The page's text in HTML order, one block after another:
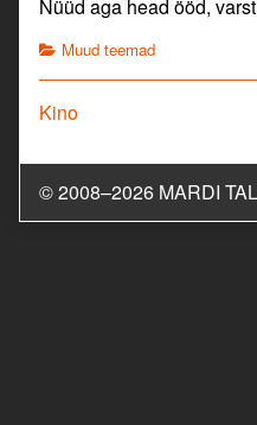
Nüüd aga head ööd,
Categories
Muud teemad
Navigeerimine
Previous
Kino
© 2008–2026 MARDI